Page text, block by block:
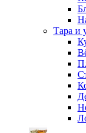
Тара и